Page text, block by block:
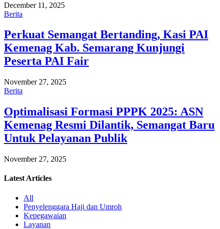
December 11, 2025
Berita
Perkuat Semangat Bertanding, Kasi PAI
Kemenag Kab. Semarang Kunjungi
Peserta PAI Fair
November 27, 2025
Berita
Optimalisasi Formasi PPPK 2025: ASN
Kemenag Resmi Dilantik, Semangat Baru
Untuk Pelayanan Publik
November 27, 2025
Latest Articles
All
Penyelenggara Haji dan Umroh
Kepegawaian
Layanan